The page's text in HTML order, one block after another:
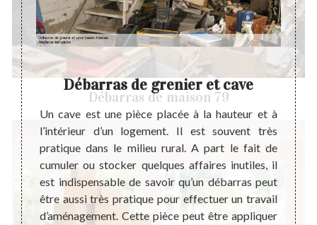
Débarras de maison 79
de
ou
ce
lieu
Débarras de grenier et cave
Un cave est une pièce placée à la hauteur et à
l’intérieur d’un logement. Il est souvent très
pratique dans le milieu rural. A part le fait de
cumuler ou stocker quelques affaires inutiles, il
est indispensable de savoir qu’un débarras peut
être aussi très pratique pour effectuer un travail
d’aménagement. Cette pièce peut être appliquer
Un
le
Un